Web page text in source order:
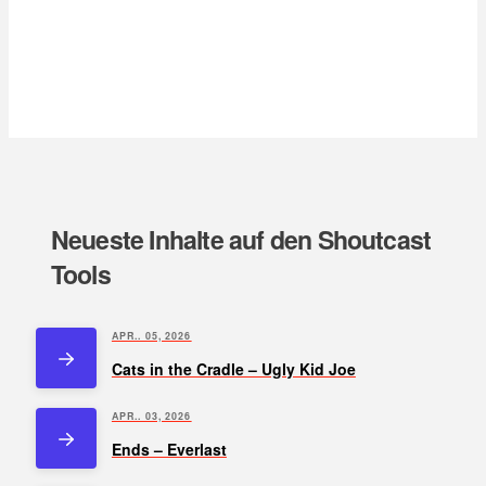
Neueste Inhalte auf den Shoutcast
Tools
APR.. 05, 2026
Cats in the Cradle – Ugly Kid Joe
APR.. 03, 2026
Ends – Everlast